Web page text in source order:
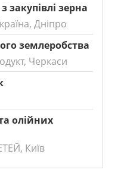
зерна
Дніпро
землеробства
Черкаси
олійних
Київ